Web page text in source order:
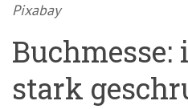
Pixabay
stark